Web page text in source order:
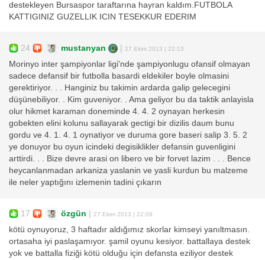
destekleyen Bursaspor taraftarına hayran kaldım.FUTBOLA
KATTIGINIZ GUZELLIK ICIN TESEKKUR EDERIM
24 mustanyan | 27 Ekim 2013 | 22:13
Morinyo inter şampiyonlar ligi'nde şampiyonlugu ofansif olmayan
sadece defansif bir futbolla basardi eldekiler boyle olmasini
gerektiriyor. . . Hanginiz bu takimin ardarda galip gelecegini
düşünebiliyor. . Kim guveniyor. . Ama geliyor bu da taktik anlayisla
olur hikmet karaman doneminde 4. 4. 2 oynayan herkesin
gobekten elini kolunu sallayarak gectigi bir dizilis daum bunu
gordu ve 4. 1. 4. 1 oynatiyor ve duruma gore baseri salip 3. 5. 2
ye donuyor bu oyun icindeki degisiklikler defansin guvenligini
arttirdi. . . Bize devre arasi on libero ve bir forvet lazim . . . Bence
heycanlanmadan arkaniza yaslanin ve yasli kurdun bu malzeme
ile neler yaptığını izlemenin tadini çıkarın
17 özgün | 27 Ekim 2013 | 22:09
kötü oynuyoruz, 3 haftadır aldığımız skorlar kimseyi yanıltmasın.
ortasaha iyi paslaşamıyor. şamil oyunu kesiyor. battallaya destek
yok ve battalla fiziği kötü olduğu için defansta eziliyor destek